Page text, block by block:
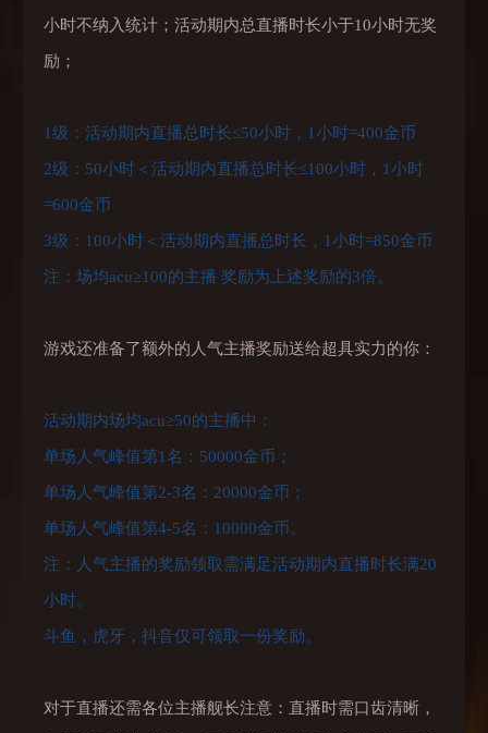
小时不纳入统计；活动期内总直播时长小于10小时无奖
励；
1级：活动期内直播总时长≤50小时，1小时=400金币
2级：50小时＜活动期内直播总时长≤100小时，1小时
=600金币
3级：100小时＜活动期内直播总时长，1小时=850金币
注：场均acu≥100的主播 奖励为上述奖励的3倍。
游戏还准备了额外的人气主播奖励送给超具实力的你：
活动期内场均acu≥50的主播中：
单场人气峰值第1名：50000金币；
单场人气峰值第2-3名：20000金币；
单场人气峰值第4-5名：10000金币。
注：人气主播的奖励领取需满足活动期内直播时长满20
小时。
斗鱼，虎牙，抖音仅可领取一份奖励。
对于直播还需各位主播舰长注意：直播时需口齿清晰，